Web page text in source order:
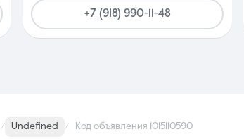
+7 (918) 990-11-48
Undefined Код объявления 1015110590